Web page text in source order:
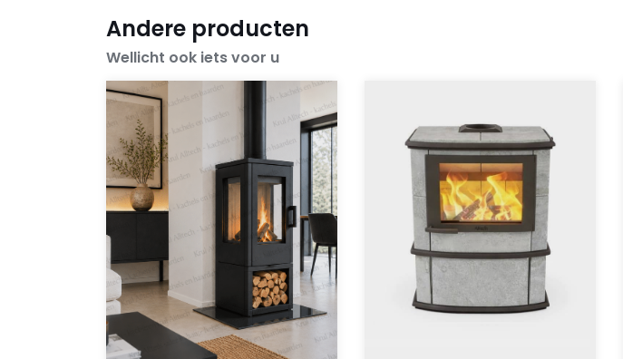
Andere producten
Wellicht ook iets voor u